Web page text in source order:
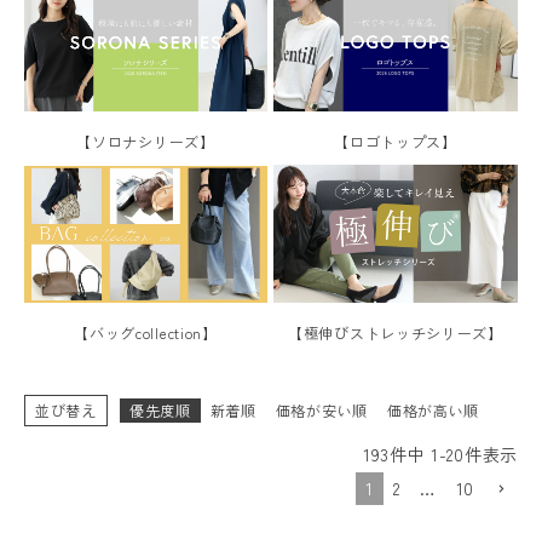
【ソロナシリーズ】 【ロゴトップス】
【バッグcollection】 【極伸びストレッチシリーズ】
並び替え 優先度順 新着順 価格が安い順 価格が高い順
193件中 1 -20件表示
1
2 … 10